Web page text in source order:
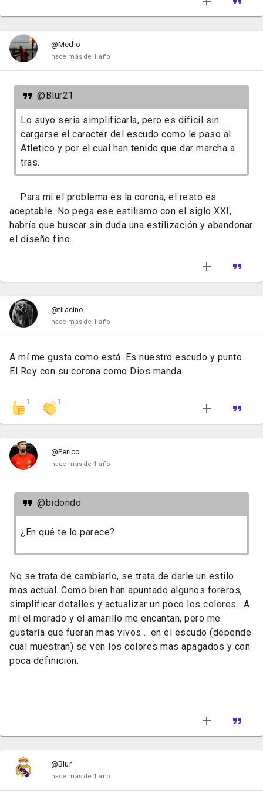
@Medio
hace más de 1 año
@Blur21
Lo suyo seria simplificarla, pero es dificil sin
cargarse el caracter del escudo como le paso al
Atletico y por el cual han tenido que dar marcha a
tras.
Para mi el problema es la corona, el resto es
aceptable. No pega ese estilismo con el siglo XXI,
habría que buscar sin duda una estilización y abandonar
el diseño fino.
@tilacino
hace más de 1 año
A mí me gusta como está. Es nuestro escudo y punto.
El Rey con su corona como Dios manda.
1 1
@Perico
hace más de 1 año
@bidondo
¿En qué te lo parece?
No se trata de cambiarlo, se trata de darle un estilo
mas actual. Como bien han apuntado algunos foreros,
simplificar detalles y actualizar un poco los colores. A
mí el morado y el amarillo me encantan, pero me
gustaría que fueran mas vivos .. en el escudo (depende
cual muestran) se ven los colores mas apagados y con
poca definición.
@Blur
hace más de 1 año